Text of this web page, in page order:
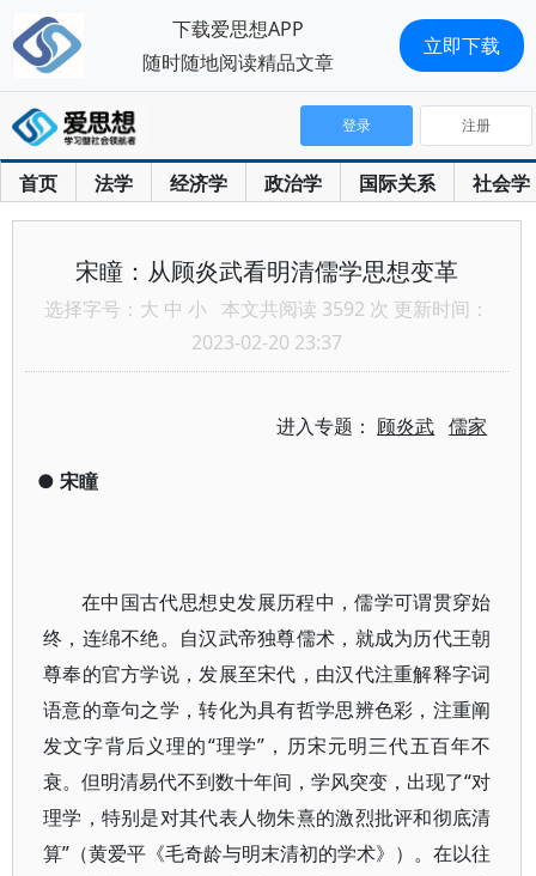
首页 法学 经济学 政治学 国际关系 社会学
登录 注册
宋瞳：从顾炎武看明清儒学思想变革
选择字号： 大 中 小 本文共阅读 3592 次 更新时间：
2023-02-20 23:37
进入专题： 顾炎武 儒家
● 宋瞳
在中国古代思想史发展历程中，儒学可谓贯穿始
终，连绵不绝。自汉武帝独尊儒术，就成为历代王朝
尊奉的官方学说，发展至宋代，由汉代注重解释字词
语意的章句之学，转化为具有哲学思辨色彩，注重阐
发文字背后义理的“理学”，历宋元明三代五百年不
衰。但明清易代不到数十年间，学风突变，出现了“对
理学，特别是对其代表人物朱熹的激烈批评和彻底清
算”（黄爱平《毛奇龄与明末清初的学术》）。在以往
下载爱思想APP
随时随地阅读精品文章
立即下载